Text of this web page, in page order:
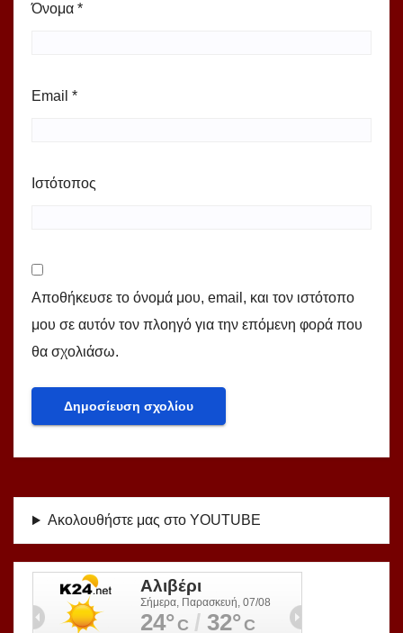
Όνομα *
Email *
Ιστότοπος
Αποθήκευσε το όνομά μου, email, και τον ιστότοπο
μου σε αυτόν τον πλοηγό για την επόμενη φορά που
θα σχολιάσω.
Ακολουθήστε μας στο YOUTUBE